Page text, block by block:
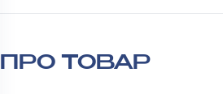
ПРО ТОВАР